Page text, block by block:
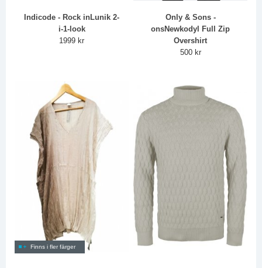
Indicode - Rock inLunik 2-
i-1-look
1999 kr
Only & Sons -
onsNewkodyl Full Zip
Overshirt
500 kr
Finns i fler färger